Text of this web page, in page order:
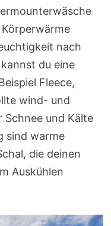
nach
du eine
Fleece,
wind- und
und Kälte
sind warme
die deinen
Auskühlen